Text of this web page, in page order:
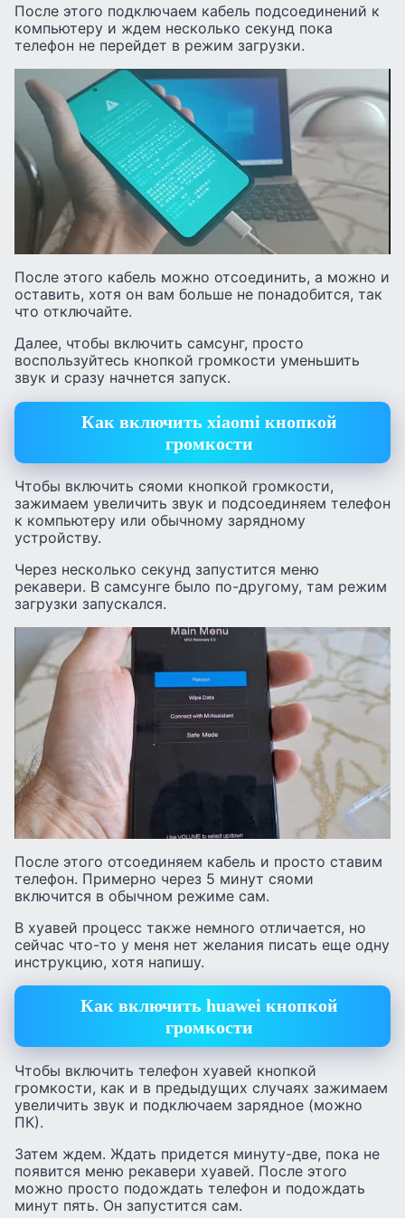
После этого подключаем кабель подсоединений к
компьютеру и ждем несколько секунд пока
телефон не перейдет в режим загрузки.
После этого кабель можно отсоединить, а можно и
оставить, хотя он вам больше не понадобится, так
что отключайте.
Далее, чтобы включить самсунг, просто
воспользуйтесь кнопкой громкости уменьшить
звук и сразу начнется запуск.
Как включить xiaomi кнопкой
громкости
Чтобы включить сяоми кнопкой громкости,
зажимаем увеличить звук и подсоединяем телефон
к компьютеру или обычному зарядному
устройству.
Через несколько секунд запустится меню
рекавери. В самсунге было по-другому, там режим
загрузки запускался.
После этого отсоединяем кабель и просто ставим
телефон. Примерно через 5 минут сяоми
включится в обычном режиме сам.
В хуавей процесс также немного отличается, но
сейчас что-то у меня нет желания писать еще одну
инструкцию, хотя напишу.
Как включить huawei кнопкой
громкости
Чтобы включить телефон хуавей кнопкой
громкости, как и в предыдущих случаях зажимаем
увеличить звук и подключаем зарядное (можно
ПК).
Затем ждем. Ждать придется минуту-две, пока не
появится меню рекавери хуавей. После этого
можно просто подождать телефон и подождать
минут пять. Он запустится сам.